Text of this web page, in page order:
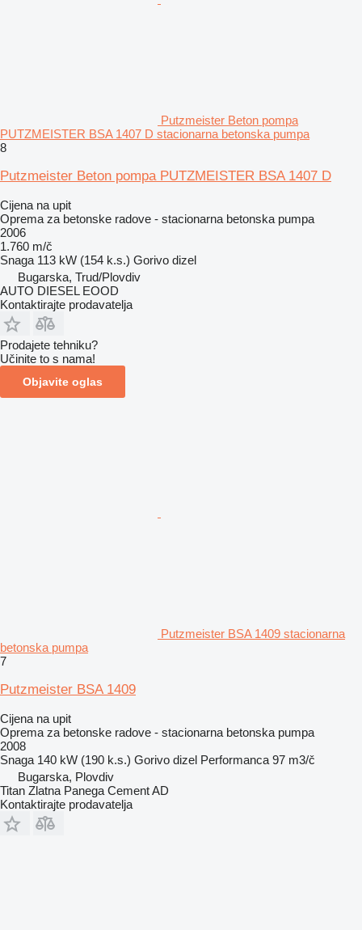
Putzmeister Beton pompa
PUTZMEISTER BSA 1407 D stacionarna betonska pumpa
8
Putzmeister Beton pompa PUTZMEISTER BSA 1407 D
Cijena na upit
Oprema za betonske radove - stacionarna betonska pumpa
2006
1.760 m/č
Snaga 113 kW (154 k.s.) Gorivo dizel
Bugarska, Trud/Plovdiv
AUTO DIESEL EOOD
Kontaktirajte prodavatelja
Prodajete tehniku?
Učinite to s nama!
Objavite oglas
Putzmeister BSA 1409 stacionarna
betonska pumpa
7
Putzmeister BSA 1409
Cijena na upit
Oprema za betonske radove - stacionarna betonska pumpa
2008
Snaga 140 kW (190 k.s.) Gorivo dizel Performanca 97 m3/č
Bugarska, Plovdiv
Titan Zlatna Panega Cement AD
Kontaktirajte prodavatelja